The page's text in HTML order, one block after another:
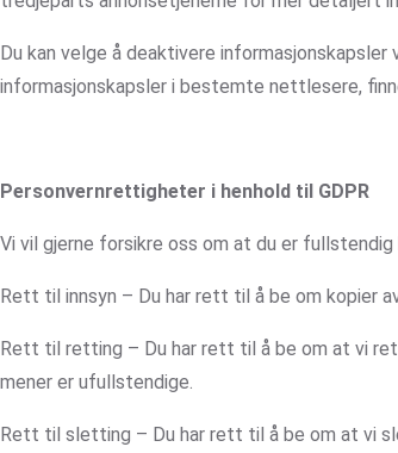
Du kan velge å deaktivere
informasjonskapsler i bestemte nettlesere,
Personvernrettigheter i henhold til GDPR
Vi vil gjerne forsikre oss om at du er
Rett til innsyn – Du har rett til å be om kopier
Rett til retting – Du har rett til å be om at vi
mener er ufullstendige.
Rett til sletting – Du har rett til å be om at vi